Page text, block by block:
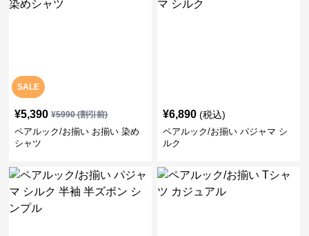
SALE
¥5,390 ¥5990(割引前)
ペアルック/お揃い お揃い 染め
シャツ
¥6,890 (税込)
ペアルック/お揃い パジャマ シ
ルク